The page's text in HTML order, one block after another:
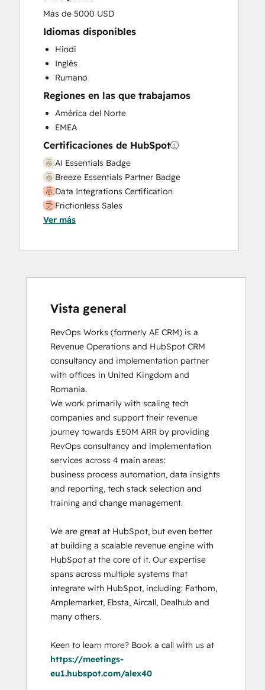
Programmable Automation
Sales and Marketing Alignment
Sales Coaching and Training
Sales Enablement
Sales Hub Enterprise Onboarding
Service Hub Enterprise Onboarding
Service Hub Professional Onboarding
Más de 5000 USD
Idiomas disponibles
Hindi
Inglés
Rumano
Regiones en las que trabajamos
América del Norte
EMEA
Certificaciones de HubSpot
AI Essentials Badge
Breeze Essentials Partner Badge
Data Integrations Certification
Frictionless Sales
HubSpot Sales Hub Software
HubSpot Solutions Partner
Inbound Sales
Service Hub Software
Ver más
Vista general
RevOps Works (formerly AE CRM) is a
Revenue Operations and HubSpot CRM
consultancy and implementation partner
with offices in United Kingdom and
Romania.
We work primarily with scaling tech
companies and support their revenue
journey towards £50M ARR by providing
RevOps consultancy and implementation
services across 4 main areas:
business process automation, data insights
and reporting, tech stack selection and
training and change management.
We are great at HubSpot, but even better
at building a scalable revenue engine with
HubSpot at the core of it. Our expertise
spans across multiple systems that
integrate with HubSpot, including: Fathom,
Amplemarket, Ebsta, Aircall, Dealhub and
many others.
https://meetings-
eu1.hubspot.com/alex40